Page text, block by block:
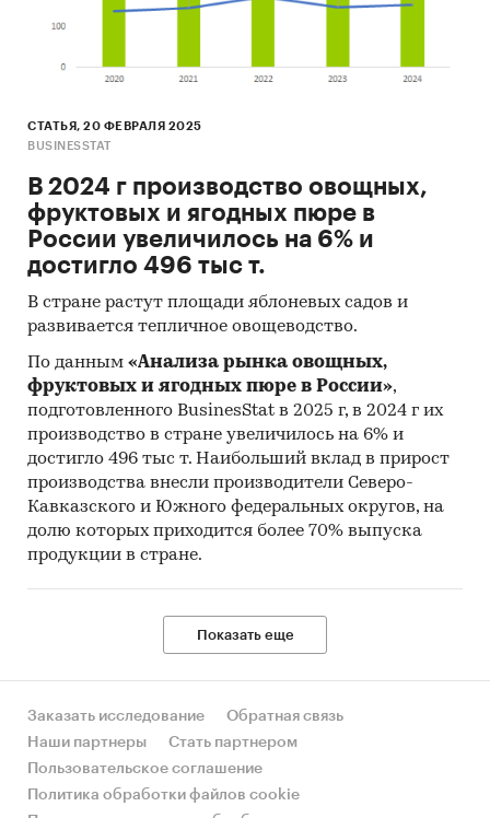
СТАТЬЯ, 20 ФЕВРАЛЯ 2025
BUSINESSTAT
В 2024 г производство овощных,
фруктовых и ягодных пюре в
России увеличилось на 6% и
достигло 496 тыс т.
В стране растут площади яблоневых садов и
развивается тепличное овощеводство.
По данным «Анализа рынка овощных,
фруктовых и ягодных пюре в России»,
подготовленного BusinesStat в 2025 г, в 2024 г их
производство в стране увеличилось на 6% и
достигло 496 тыс т. Наибольший вклад в прирост
производства внесли производители Северо-
Кавказского и Южного федеральных округов, на
долю которых приходится более 70% выпуска
продукции в стране.
Показать еще
Заказать исследование
Обратная связь
Наши партнеры
Стать партнером
Пользовательское соглашение
Политика обработки файлов cookie